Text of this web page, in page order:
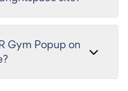
Gym Popup on